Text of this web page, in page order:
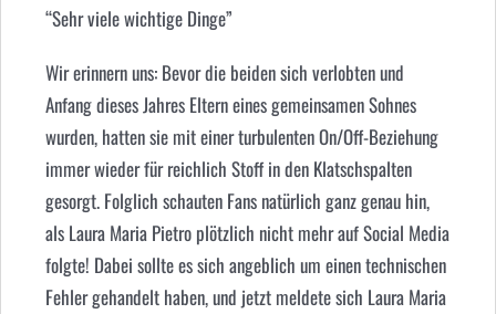
“Sehr viele wichtige Dinge”
Wir erinnern uns: Bevor die beiden sich verlobten und
Anfang dieses Jahres Eltern eines gemeinsamen Sohnes
wurden, hatten sie mit einer turbulenten On/Off-Beziehung
immer wieder für reichlich Stoff in den Klatschspalten
gesorgt. Folglich schauten Fans natürlich ganz genau hin,
als Laura Maria Pietro plötzlich nicht mehr auf Social Media
folgte! Dabei sollte es sich angeblich um einen technischen
Fehler gehandelt haben, und jetzt meldete sich Laura Maria